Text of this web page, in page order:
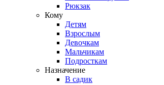
Рюкзак
Кому
Детям
Взрослым
Девочкам
Мальчикам
Подросткам
Назначение
В садик